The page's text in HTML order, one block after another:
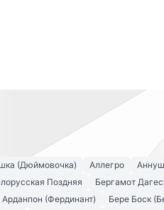
(Дюймовочка) Аллегро
Поздняя Бергамот
Арданпон (Фердинант) Бере Боск